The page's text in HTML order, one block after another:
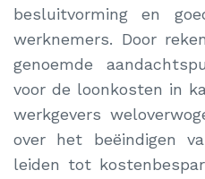
besluitvorming en
werknemers. Door
genoemde
voor de loonkosten in
werkgevers
over het beëindigen
leiden tot